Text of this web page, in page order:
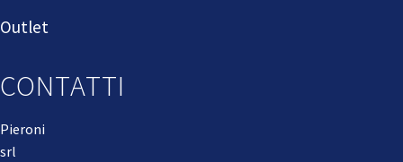
Outlet
CONTATTI
Pieroni
srl